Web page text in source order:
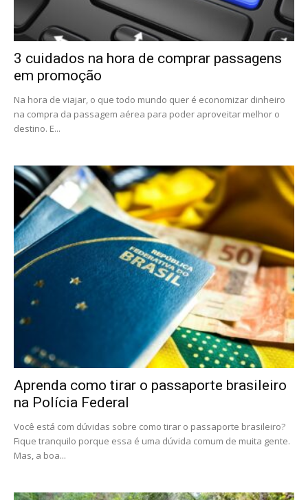
3 cuidados na hora de comprar passagens
em promoção
Na hora de viajar, o que todo mundo quer é economizar dinheiro
na compra da passagem aérea para poder aproveitar melhor o
destino. E...
Aprenda como tirar o passaporte brasileiro
na Polícia Federal
Você está com dúvidas sobre como tirar o passaporte brasileiro?
Fique tranquilo porque essa é uma dúvida comum de muita gente.
Mas, a boa...